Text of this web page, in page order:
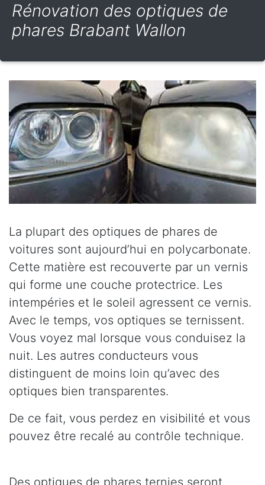
Rénovation des optiques de
phares Brabant Wallon
La plupart des optiques de phares de
voitures sont aujourd’hui en polycarbonate.
Cette matière est recouverte par un vernis
qui forme une couche protectrice. Les
intempéries et le soleil agressent ce vernis.
Avec le temps, vos optiques se ternissent.
Vous voyez mal lorsque vous conduisez la
nuit. Les autres conducteurs vous
distinguent de moins loin qu’avec des
optiques bien transparentes.
De ce fait, vous perdez en visibilité et vous
pouvez être recalé au contrôle technique.